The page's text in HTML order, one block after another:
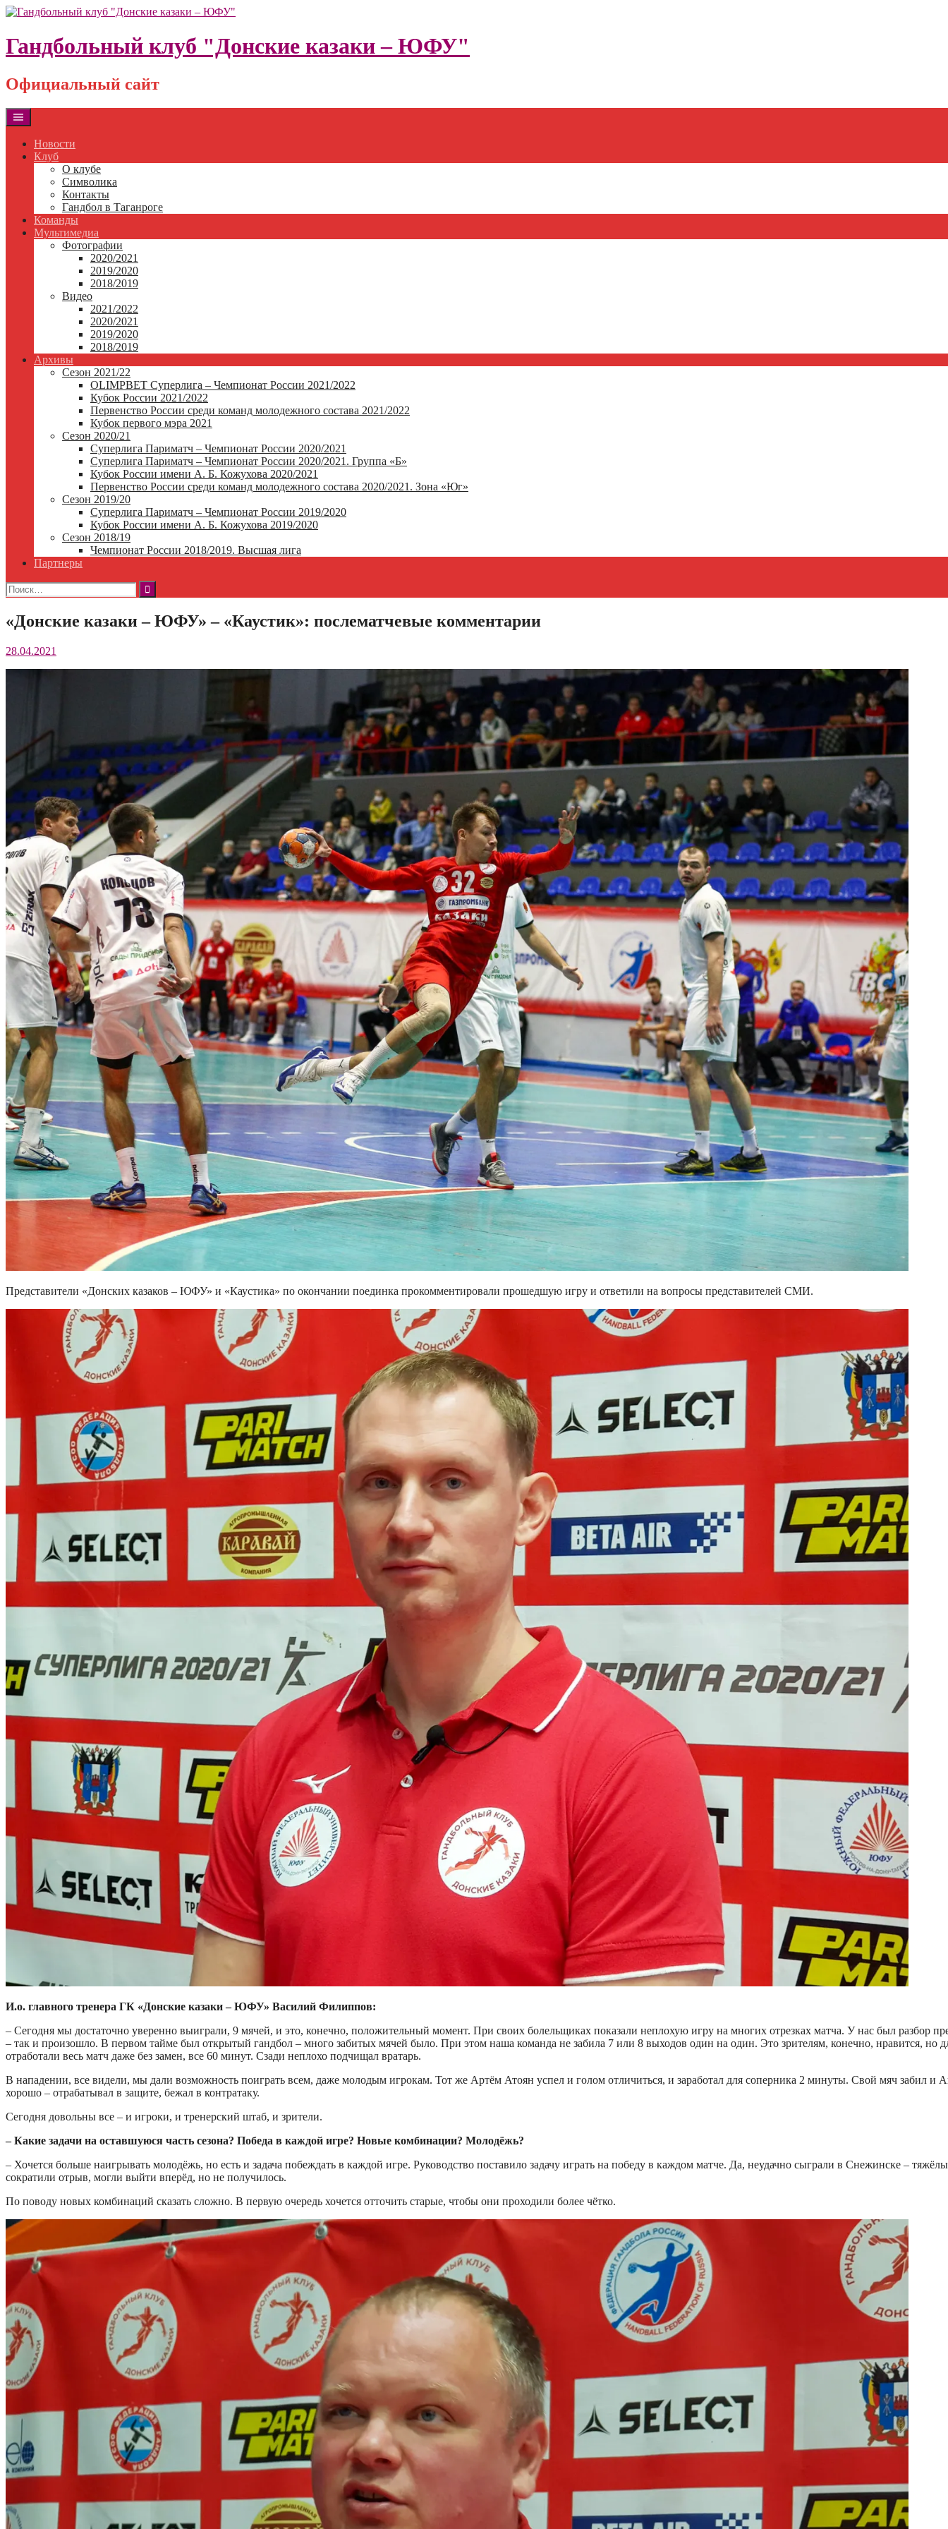
Skip
content
Гандбольный клуб "Донские казаки – ЮФУ"
Официальный сайт
Новости
Клуб
О клубе
Символика
Контакты
Гандбол в Таганроге
Команды
Мультимедиа
Фотографии
2020/2021
2019/2020
2018/2019
Видео
2021/2022
2020/2021
2019/2020
2018/2019
Архивы
Сезон 2021/22
OLIMPBET Суперлига – Чемпионат России 2021/2022
Кубок России 2021/2022
Первенство России среди команд молодежного состава 2021/2022
Кубок первого мэра 2021
Сезон 2020/21
Суперлига Париматч – Чемпионат России 2020/2021
Суперлига Париматч – Чемпионат России 2020/2021. Группа «Б»
Кубок России имени А. Б. Кожухова 2020/2021
Первенство России среди команд молодежного состава 2020/2021. Зона «Юг»
Сезон 2019/20
Суперлига Париматч – Чемпионат России 2019/2020
Кубок России имени А. Б. Кожухова 2019/2020
Сезон 2018/19
Чемпионат России 2018/2019. Высшая лига
Партнеры
Найти:
«Донские казаки – ЮФУ» – «Каустик»: послематчевые комментарии
28.04.2021
Представители «Донских казаков – ЮФУ» и «Каустика» по окончании поединка прокомментировали прошедшую игру и ответили на вопросы представителей СМИ.
И.о. главного тренера ГК «Донские казаки – ЮФУ» Василий Филиппов:
– Сегодня мы достаточно уверенно выиграли, 9 мячей, и это, конечно, положительный момент. При своих болельщиках показали неплохую игру на многих отрезках матча. У нас был разбор
– так и произошло. В первом тайме был открытый гандбол – много забитых мячей было. При этом наша команда не забила 7 или 8 выходов один на один. Это зрителям, конечно, нравится, но
отработали весь матч даже без замен, все 60 минут. Сзади неплохо подчищал вратарь.
В нападении, все видели, мы дали возможность поиграть всем, даже молодым игрокам. Тот же Артём Атоян успел и голом отличиться, и заработал для соперника 2 минуты. Свой мяч забил
хорошо – отрабатывал в защите, бежал в контратаку.
Сегодня довольны все – и игроки, и тренерский штаб, и зрители.
– Какие задачи на оставшуюся часть сезона? Победа в каждой игре? Новые комбинации? Молодёжь?
– Хочется больше наигрывать молодёжь, но есть и задача побеждать в каждой игре. Руководство поставило задачу играть на победу в каждом матче. Да, неудачно сыграли в Снежинске –
сократили отрыв, могли выйти вперёд, но не получилось.
По поводу новых комбинаций сказать сложно. В первую очередь хочется отточить старые, чтобы они проходили более чётко.